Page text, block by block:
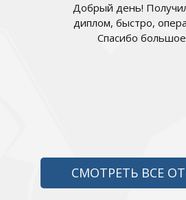
Добрый день!
диплом, быстро,
Спасибо большое
СМОТРЕТЬ ВСЕ